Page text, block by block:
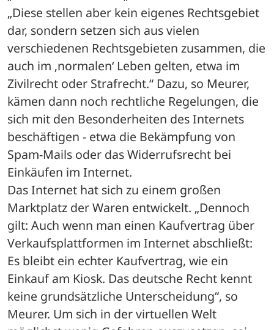
„Diese stellen aber kein eigenes Rechtsgebiet
dar, sondern setzen sich aus vielen
verschiedenen Rechtsgebieten zusammen, die
auch im ‚normalen‘ Leben gelten, etwa im
Zivilrecht oder Strafrecht.“ Dazu, so Meurer,
kämen dann noch rechtliche Regelungen, die
sich mit den Besonderheiten des Internets
beschäftigen - etwa die Bekämpfung von
Spam-Mails oder das Widerrufsrecht bei
Einkäufen im Internet.
Das Internet hat sich zu einem großen
Marktplatz der Waren entwickelt. „Dennoch
gilt: Auch wenn man einen Kaufvertrag über
Verkaufsplattformen im Internet abschließt:
Es bleibt ein echter Kaufvertrag, wie ein
Einkauf am Kiosk. Das deutsche Recht kennt
keine grundsätzliche Unterscheidung“, so
Meurer. Um sich in der virtuellen Welt